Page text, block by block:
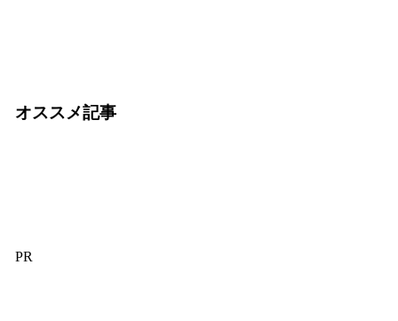
オススメ記事
PR